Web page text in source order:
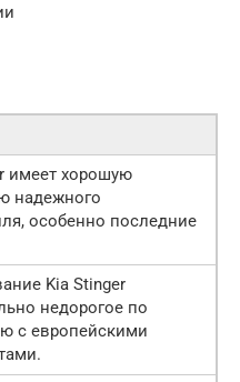
имеет хорошую
надежного
особенно последние
Kia Stinger
недорогое по
с европейскими